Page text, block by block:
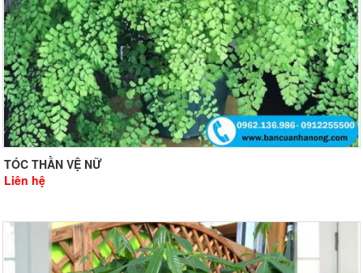
TÓC THẦN VỆ NỮ
Liên hệ